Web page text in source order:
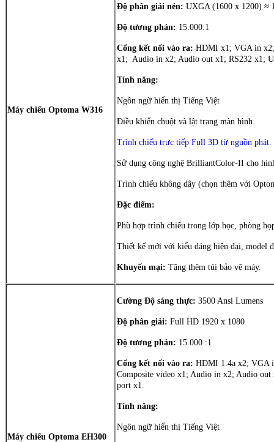
Máy chiếu Optoma W316
Độ phân giải nén: UXGA (1600 x 1200) ≈
Độ tương phản: 15.000:1
Cổng kết nối vào ra: HDMI x1; VGA in
x1; Audio in x2; Audio out x1; RS232 x1;
Tính năng:
Ngôn ngữ hiển thị Tiếng Việt
Điều khiển chuột và lật trang màn hình.
Trình chiếu trực tiếp Full 3D từ nguồn phát
Sử dụng công nghệ BrilliantColor-II cho
Trình chiếu không dây (chọn thêm với
Đặc điểm:
Phù hợp trình chiếu trong lớp học, phòng
Thiết kế mới với kiểu dáng hiện đại, model
Khuyến mại: Tặng thêm túi bảo vệ máy.
Máy chiếu Optoma EH300
Cường Độ sáng thực: 3500 Ansi Lumens
Độ phân giải: Full HD 1920 x 1080
Độ tương phản: 15.000 :1
Cổng kết nối vào ra: HDMI 1.4a x2; VGA
Composite video x1; Audio in x2; Audio
port x1.
Tính năng:
Ngôn ngữ hiển thị Tiếng Việt